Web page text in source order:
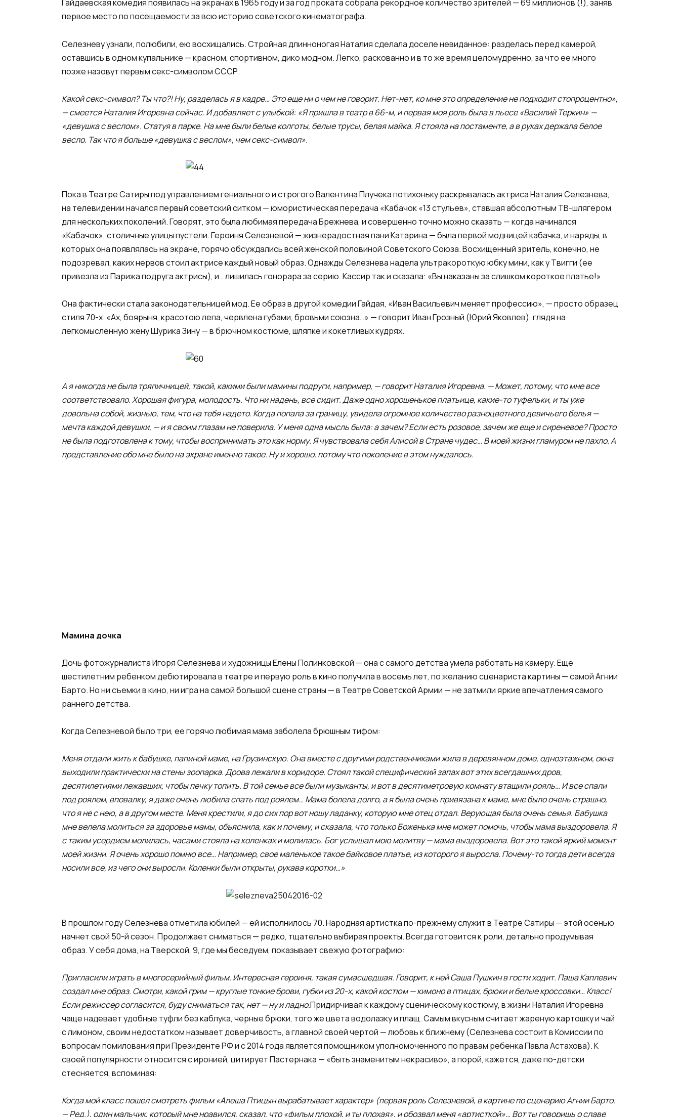
Гайдаевская комедия появилась на экранах в 1965 году и за год проката собрала рекордное количество зрителей — 69 миллионов (!), заняв
первое место по посещаемости за всю историю советского кинематографа.
Селезневу узнали, полюбили, ею восхищались. Стройная длинноногая Наталия сделала доселе невиданное: разделась перед камерой,
оставшись в одном купальнике — красном, спортивном, дико модном. Легко, раскованно и в то же время целомудренно, за что ее много
позже назовут первым секс-символом СССР.
Какой секс-символ? Ты что?! Ну, разделась я в кадре… Это еще ни о чем не говорит. Нет-нет, ко мне это определение не подходит стопроцентно»,
— смеется Наталия Игоревна сейчас. И добавляет с улыбкой: «Я пришла в театр в 66-м, и первая моя роль была в пьесе «Василий Теркин» —
«девушка с веслом». Статуя в парке. На мне были белые колготы, белые трусы, белая майка. Я стояла на постаменте, а в руках держала белое
весло. Так что я больше «девушка с веслом», чем секс-символ».
Пока в Театре Сатиры под управлением гениального и строгого Валентина Плучека потихоньку раскрывалась актриса Наталия Селезнева,
на телевидении начался первый советский ситком — юмористическая передача «Кабачок «13 стульев», ставшая абсолютным ТВ-шлягером
для нескольких поколений. Говорят, это была любимая передача Брежнева, и совершенно точно можно сказать — когда начинался
«Кабачок», столичные улицы пустели. Героиня Селезневой — жизнерадостная пани Катарина — была первой модницей кабачка, и наряды, в
которых она появлялась на экране, горячо обсуждались всей женской половиной Советского Союза. Восхищенный зритель, конечно, не
подозревал, каких нервов стоил актрисе каждый новый образ. Однажды Селезнева надела ультракороткую юбку мини, как у Твигги (ее
привезла из Парижа подруга актрисы), и… лишилась гонорара за серию. Кассир так и сказала: «Вы наказаны за слишком короткое платье!»
Она фактически стала законодательницей мод. Ее образ в другой комедии Гайдая, «Иван Васильевич меняет профессию», — просто образец
стиля 70-х. «Ах, боярыня, красотою лепа, червлена губами, бровьми союзна…» — говорит Иван Грозный (Юрий Яковлев), глядя на
легкомысленную жену Шурика Зину — в брючном костюме, шляпке и кокетливых кудрях.
А я никогда не была тряпичницей, такой, какими были мамины подруги, например, — говорит Наталия Игоревна. — Может, потому, что мне все
соответствовало. Хорошая фигура, молодость. Что ни надень, все сидит. Даже одно хорошенькое платьице, какие-то туфельки, и ты уже
довольна собой, жизнью, тем, что на тебя надето. Когда попала за границу, увидела огромное количество разноцветного девичьего белья —
мечта каждой девушки, — и я своим глазам не поверила. У меня одна мысль была: а зачем? Если есть розовое, зачем же еще и сиреневое? Просто
не была подготовлена к тому, чтобы воспринимать это как норму. Я чувствовала себя Алисой в Стране чудес… В моей жизни гламуром не пахло. А
представление обо мне было на экране именно такое. Ну и хорошо, потому что поколение в этом нуждалось.
Мамина дочка
Дочь фотожурналиста Игоря Селезнева и художницы Елены Полинковской — она с самого детства умела работать на камеру. Еще
шестилетним ребенком дебютировала в театре и первую роль в кино получила в восемь лет, по желанию сценариста картины — самой Агнии
Барто. Но ни съемки в кино, ни игра на самой большой сцене страны — в Театре Советской Армии — не затмили яркие впечатления самого
раннего детства.
Когда Селезневой было три, ее горячо любимая мама заболела брюшным тифом:
Меня отдали жить к бабушке, папиной маме, на Грузинскую. Она вместе с другими родственниками жила в деревянном доме, одноэтажном, окна
выходили практически на стены зоопарка. Дрова лежали в коридоре. Стоял такой специфический запах вот этих всегдашних дров,
десятилетиями лежавших, чтобы печку топить. В той семье все были музыканты, и вот в десятиметровую комнату втащили рояль… И все спали
под роялем, вповалку, я даже очень любила спать под роялем… Мама болела долго, а я была очень привязана к маме, мне было очень страшно,
что я не с нею, а в другом месте. Меня крестили, я до сих пор вот ношу ладанку, которую мне отец отдал. Верующая была очень семья. Бабушка
мне велела молиться за здоровье мамы, объяснила, как и почему, и сказала, что только Боженька мне может помочь, чтобы мама выздоровела. Я
с таким усердием молилась, часами стояла на коленках и молилась. Бог услышал мою молитву — мама выздоровела. Вот это такой яркий момент
моей жизни. Я очень хорошо помню все… Например, свое маленькое такое байковое платье, из которого я выросла. Почему-то тогда дети всегда
носили все, из чего они выросли. Коленки были открыты, рукава коротки…»
В прошлом году Селезнева отметила юбилей — ей исполнилось 70. Народная артистка по-прежнему служит в Театре Сатиры — этой осенью
начнет свой 50-й сезон. Продолжает сниматься — редко, тщательно выбирая проекты. Всегда готовится к роли, детально продумывая
образ. У себя дома, на Тверской, 9, где мы беседуем, показывает свежую фотографию:
Пригласили играть в многосерийный фильм. Интересная героиня, такая сумасшедшая. Говорит, к ней Саша Пушкин в гости ходит. Паша Каплевич
создал мне образ. Смотри, какой грим — круглые тонкие брови, губки из 20-х, какой костюм — кимоно в птицах, брюки и белые кроссовки… Класс!
Если режиссер согласится, буду сниматься так, нет — ну и ладно.Придирчивая к каждому сценическому костюму, в жизни Наталия Игоревна
чаще надевает удобные туфли без каблука, черные брюки, того же цвета водолазку и плащ. Самым вкусным считает жареную картошку и чай
с лимоном, своим недостатком называет доверчивость, а главной своей чертой — любовь к ближнему (Селезнева состоит в Комиссии по
вопросам помилования при Президенте РФ и с 2014 года является помощником уполномоченного по правам ребенка Павла Астахова). К
своей популярности относится с иронией, цитирует Пастернака — «быть знаменитым некрасиво», а порой, кажется, даже по-детски
стесняется, вспоминая:
Когда мой класс пошел смотреть фильм «Алеша Птицын вырабатывает характер» (первая роль Селезневой, в картине по сценарию Агнии Барто.
— Ред.), один мальчик, который мне нравился, сказал, что «фильм плохой, и ты плохая», и обозвал меня «артисткой»… Вот ты говоришь о славе